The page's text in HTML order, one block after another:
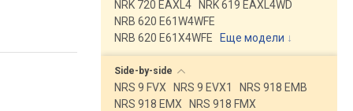
NRK 720 EAXL4
NRK 619 EAXL4WD
NRB 620 E61W4WFE
NRB 620 E61X4WFE
Еще модели ↓
Side-by-side
NRS 9 FVX NRS 9 EVX1
NRS 918 EMB
NRS 918 EMX
NRS 918 FMX